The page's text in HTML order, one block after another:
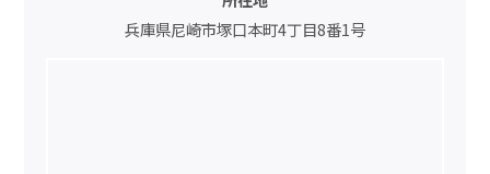
兵庫県尼崎市塚口本町4丁目8番1号